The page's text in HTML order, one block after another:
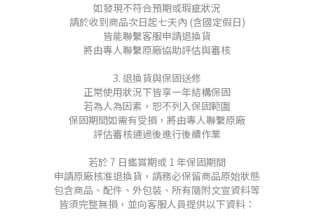
如發現不符合預期或瑕疵狀況
請於收到商品次日起七天內 (含國定假日)
皆能聯繫客服申請退換貨
將由專人聯繫原廠協助評估與審核
3. 退換貨與保固送修
正常使用狀況下皆享一年結構保固
若為人為因素，恕不列入保固範圍
保固期間如需有受損，將由專人聯繫原廠
評估審核通過後進行後續作業
若於 7 日鑑賞期或 1 年保固期間
申請原廠核准退換貨，請務必保留商品原始狀態
包含商品、配件、外包裝、所有隨附文宣資料等
皆須完整無損，並向客服人員提供以下資料：